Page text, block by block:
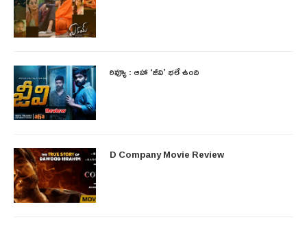
రివ్యూ : ఆహా ‘జీవి’ భలే ఉంది
D Company Movie Review